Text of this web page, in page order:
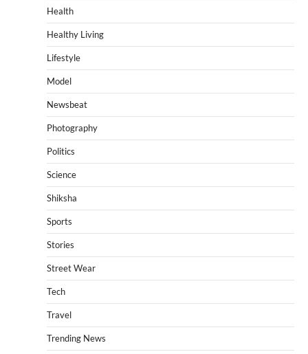
Health
Healthy Living
Lifestyle
Model
Newsbeat
Photography
Politics
Science
Shiksha
Sports
Stories
Street Wear
Tech
Travel
Trending News